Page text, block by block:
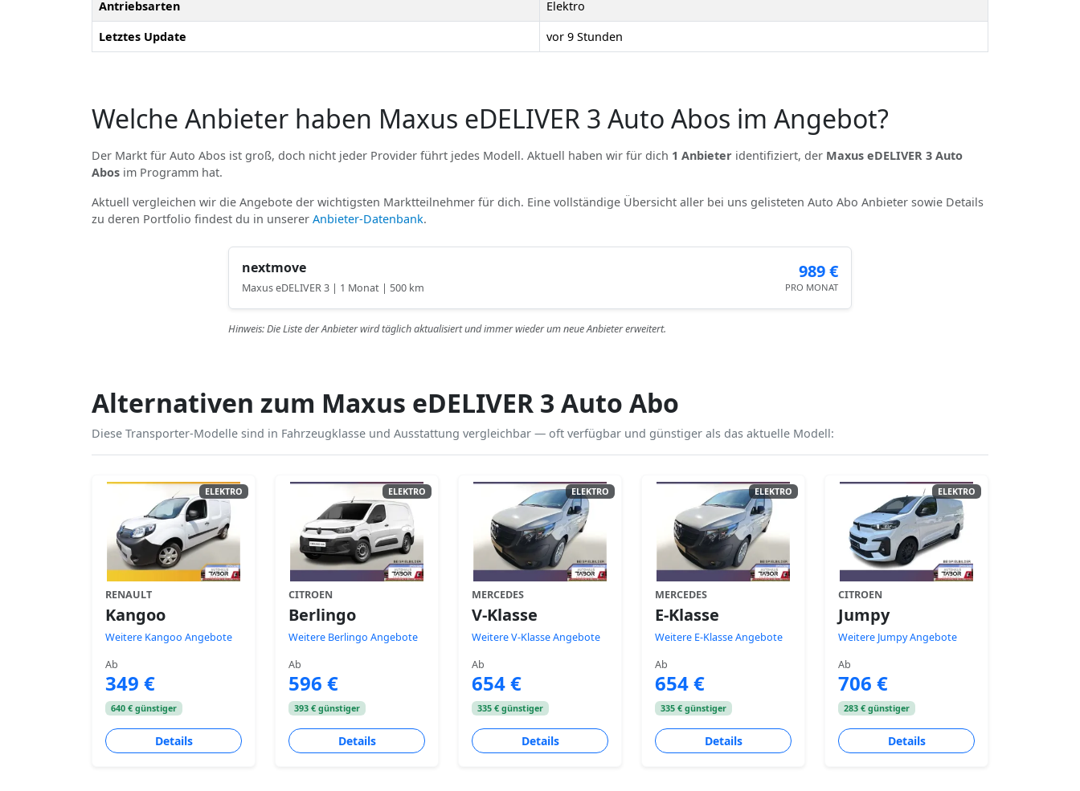
Antriebsarten
Elektro
Letztes Update
vor 9 Stunden
Welche Anbieter haben Maxus eDELIVER 3 Auto Abos im Angebot?
Der Markt für Auto Abos ist groß, doch nicht jeder Provider führt jedes Modell. Aktuell haben wir für dich 1 Anbieter identifiziert, der Maxus eDELIVER 3 Auto
Abos im Programm hat.
Aktuell vergleichen wir die Angebote der wichtigsten Marktteilnehmer für dich. Eine vollständige Übersicht aller bei uns gelisteten Auto Abo Anbieter sowie Details
zu deren Portfolio findest du in unserer Anbieter-Datenbank.
nextmove
Maxus eDELIVER 3 | 1 Monat | 500 km
989 €
PRO MONAT
Hinweis: Die Liste der Anbieter wird täglich aktualisiert und immer wieder um neue Anbieter erweitert.
Alternativen zum Maxus eDELIVER 3 Auto Abo
Diese Transporter-Modelle sind in Fahrzeugklasse und Ausstattung vergleichbar — oft verfügbar und günstiger als das aktuelle Modell:
ELEKTRO
RENAULT
Kangoo
Weitere Kangoo Angebote
Ab
349 €
640 € günstiger
Details
ELEKTRO
CITROEN
Berlingo
Weitere Berlingo Angebote
Ab
596 €
393 € günstiger
Details
ELEKTRO
MERCEDES
V-Klasse
Weitere V-Klasse Angebote
Ab
654 €
335 € günstiger
Details
ELEKTRO
MERCEDES
E-Klasse
Weitere E-Klasse Angebote
Ab
654 €
335 € günstiger
Details
ELEKTRO
CITROEN
Jumpy
Weitere Jumpy Angebote
Ab
706 €
283 € günstiger
Details